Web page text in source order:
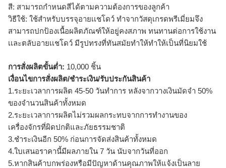
สี: สามารถกำหนดสีได้ตามความต้องการของลูกค้า
วิธีใช้: ใช้สำหรับบรรจุอายเเชโดว์ ทำจากวัสดุเกรดพรีเมี่ยมจึง
สามารถปกป้องเนื้อผลิตภัณฑ์ให้อยู่คงสภาพ ทนทานต่อการใช้งาน
เเละตลับอายเเชโดว์ มีรูปทรงที่ทันสมัยทำให้ทำให้เป็นที่นิยมใช้
การสั่งผลิตขั้นต่ำ: 10,000 ชิ้น
เงื่อนไขการสั่งผลิต/ชำระเงิน/รับประกันสินค้า
1.ระยะเวลาการผลิต 45-50 วันทำการ หลังจากวางเงินมัดจำ 50%
ของจำนวนสินค้าทั้งหมด
2.ระยะเวลาการผลิตไม่รวมผลกระทบจากการทำงานของ
เครื่องจักรที่ผิดปกติและภัยธรรมชาติ
3.ชำระเงินอีก 50% ก่อนการจัดส่งสินค้าทั้งหมด
4.ใบเสนอราคานี้มีผลภายใน 7 วัน นับจากวันที่ออก
5.หากสินค้าบกพร่องหรือมีปัญหาด้านคุณภาพให้แจ้งเป็นลาย